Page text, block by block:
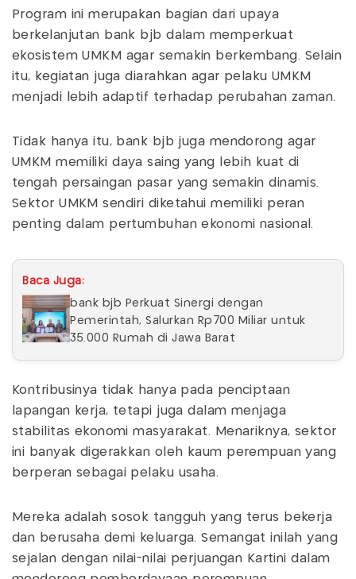
Program ini merupakan bagian dari upaya
berkelanjutan bank bjb dalam memperkuat
ekosistem UMKM agar semakin berkembang. Selain
itu, kegiatan juga diarahkan agar pelaku UMKM
menjadi lebih adaptif terhadap perubahan zaman.
Tidak hanya itu, bank bjb juga mendorong agar
UMKM memiliki daya saing yang lebih kuat di
tengah persaingan pasar yang semakin dinamis.
Sektor UMKM sendiri diketahui memiliki peran
penting dalam pertumbuhan ekonomi nasional.
Baca Juga:
bank bjb Perkuat Sinergi dengan
Pemerintah, Salurkan Rp700 Miliar untuk
35.000 Rumah di Jawa Barat
Kontribusinya tidak hanya pada penciptaan
lapangan kerja, tetapi juga dalam menjaga
stabilitas ekonomi masyarakat. Menariknya, sektor
ini banyak digerakkan oleh kaum perempuan yang
berperan sebagai pelaku usaha.
Mereka adalah sosok tangguh yang terus bekerja
dan berusaha demi keluarga. Semangat inilah yang
sejalan dengan nilai-nilai perjuangan Kartini dalam